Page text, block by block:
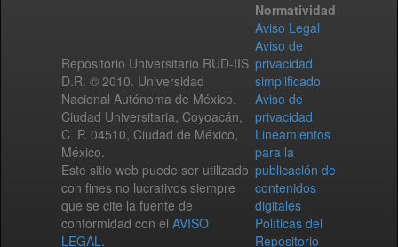
Repositorio Universitario RUD-IIS
D.R. © 2010. Universidad
Nacional Autónoma de México.
Ciudad Universitaria, Coyoacán,
C. P. 04510, Ciudad de México,
México.
Este sitio web puede ser utilizado
con fines no lucrativos siempre
que se cite la fuente de
conformidad con el AVISO
LEGAL.
Normatividad
Aviso Legal
Aviso de
privacidad
simplificado
Aviso de
privacidad
Lineamientos
para la
publicación de
contenidos
digitales
Políticas del
Repositorio